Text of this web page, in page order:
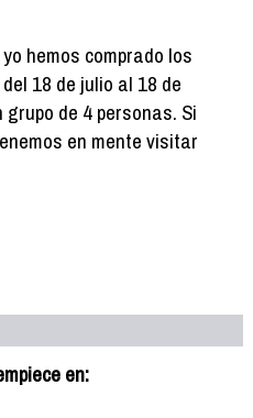
hemos comprado los
18 de julio al 18 de
de 4 personas. Si
en mente visitar
en: